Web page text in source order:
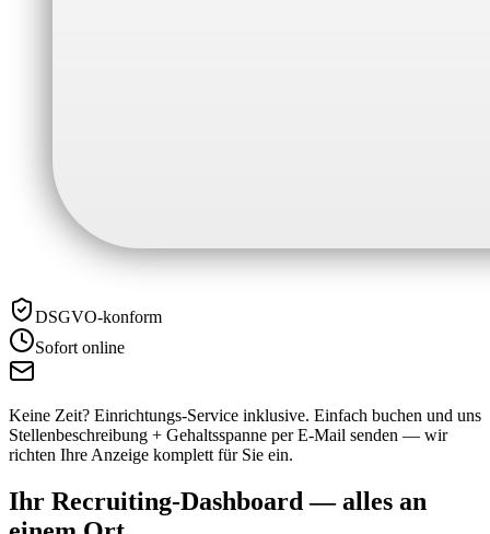
DSGVO-konform
Sofort online
Keine Zeit? Einrichtungs-Service inklusive. Einfach buchen und uns
Stellenbeschreibung + Gehaltsspanne per E-Mail senden — wir
richten Ihre Anzeige komplett für Sie ein.
Ihr Recruiting-Dashboard — alles an